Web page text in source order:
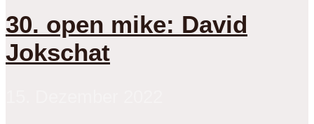
30. open mike: David
Jokschat